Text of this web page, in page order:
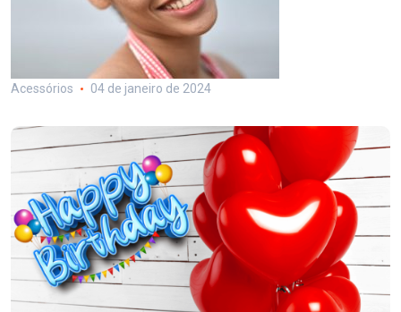
Acessórios 04 de janeiro de 2024